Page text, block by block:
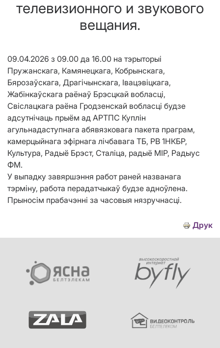
телевизионного и звукового
вещания.
09.04.2026 з 09.00 да 16.00 на тэрыторыі
Пружанскага, Камянецкага, Кобрынскага,
Бярозаўскага, Драгічынскага, Івацэвіцкага,
Жабінкаўскага раёнаў Брэсцкай вобласці,
Свіслацкага раёна Гродзенскай вобласці будзе
адсутнічаць прыём ад АРТПС Куплін
агульнадаступнага абявязковага пакета праграм,
камерцыйнага эфірнага лічбавага ТБ, РВ 1НКБР,
Культура, Радыё Брэст, Сталіца, радыё МІР, Радыус
ФМ.
У выпадку завяршэння работ раней названага
тэрміну, работа перадатчыкаў будзе адноўлена.
Прыносім прабачэнні за часовыя нязручнасці.
Друк